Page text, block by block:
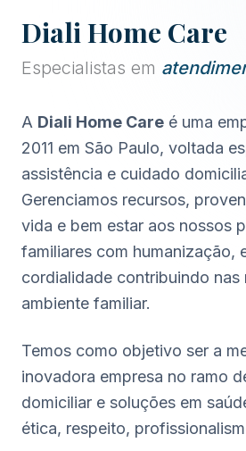
Diali Home Care
Especialistas em
A Diali Home Care é uma
2011 em São Paulo, voltada
assistência e cuidado
Gerenciamos recursos,
vida e bem estar aos nossos
familiares com humanização,
cordialidade contribuindo nas
ambiente familiar.
Temos como objetivo ser a
inovadora empresa no ramo
domiciliar e soluções em
ética, respeito,